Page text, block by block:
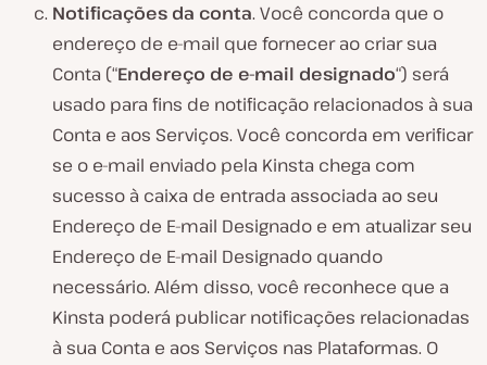
Notificações da conta. Você concorda que o
endereço de e-mail que fornecer ao criar sua
Conta (“Endereço de e-mail designado“) será
usado para fins de notificação relacionados à sua
Conta e aos Serviços. Você concorda em verificar
se o e-mail enviado pela Kinsta chega com
sucesso à caixa de entrada associada ao seu
Endereço de E-mail Designado e em atualizar seu
Endereço de E-mail Designado quando
necessário. Além disso, você reconhece que a
Kinsta poderá publicar notificações relacionadas
à sua Conta e aos Serviços nas Plataformas. O